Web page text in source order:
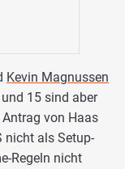
Kevin Magnussen
15 sind aber
von Haas
nicht als Setup-
Regeln nicht